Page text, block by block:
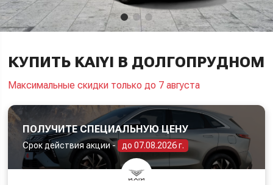
КУПИТЬ KAIYI В ДОЛГОПРУДНОМ
Максимальные скидки только до 7 августа
ПОЛУЧИТЕ СПЕЦИАЛЬНУЮ ЦЕНУ
Срок действия акции - до 07.08.2026 г.